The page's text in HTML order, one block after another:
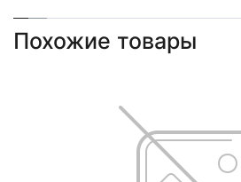
Похожие товары